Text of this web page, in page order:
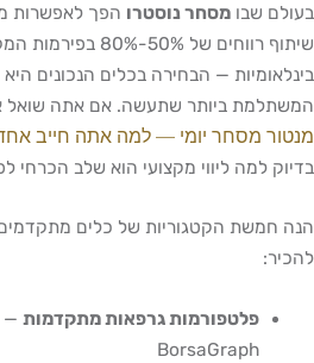
בעולם שבו מסחר נוסטרו הפך לאפשרות
בינלאומיות — הבחירה בכלים הנכונים
המשתלמת ביותר שתעשה. אם אתה שואל
מנטור מסחר יומי — למה אתה חייב אחד
בדיוק למה ליווי מקצועי הוא שלב הכרחי
הנה חמשת הקטגוריות של כלים מתקדמים
להכיר:
פלטפורמות גרפאות מתקדמות
BorsaGraph